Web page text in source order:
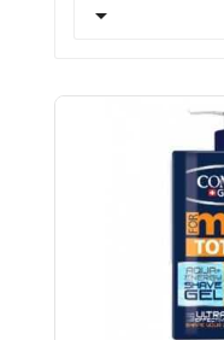
